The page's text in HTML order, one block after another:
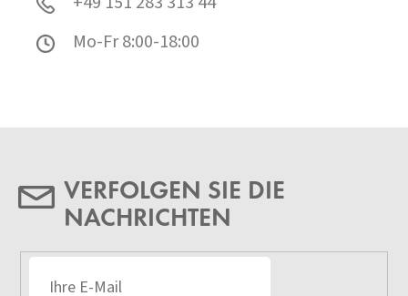
Mo-Fr 8:00-18:00
VERFOLGEN SIE DIE
NACHRICHTEN